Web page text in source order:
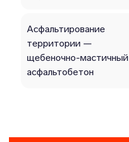
Асфальтирование
территории —
щебеночно-мастичный
асфальтобетон